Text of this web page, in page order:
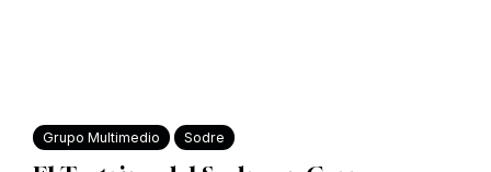
Grupo Multimedio Sodre